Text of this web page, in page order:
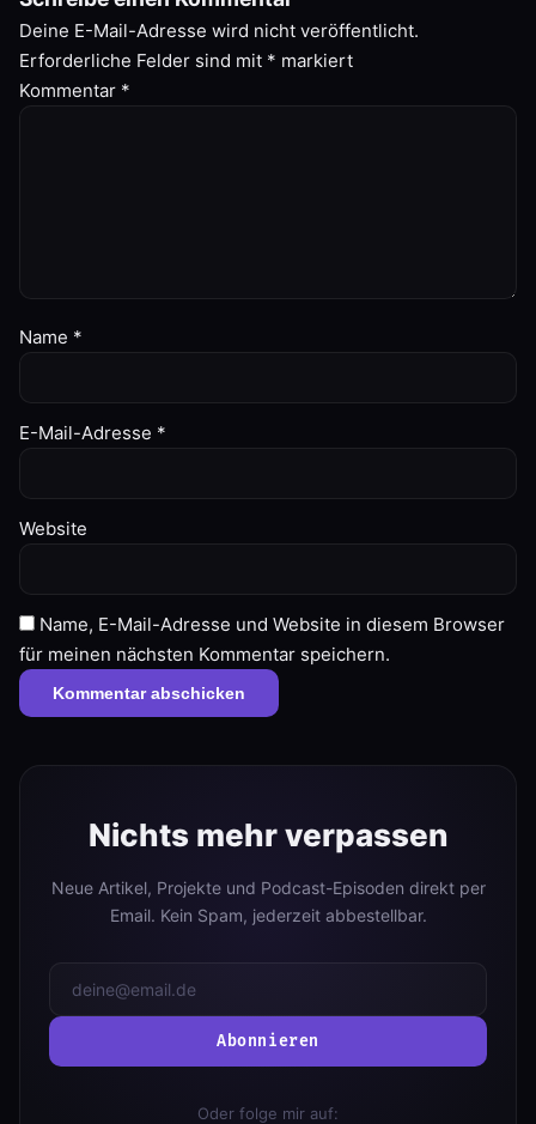
Deine E-Mail-Adresse wird nicht veröffentlicht.
Erforderliche Felder sind mit * markiert
Kommentar *
Name *
E-Mail-Adresse *
Website
Name, E-Mail-Adresse und Website in diesem Browser
für meinen nächsten Kommentar speichern.
Nichts mehr verpassen
Neue Artikel, Projekte und Podcast-Episoden direkt per
Email. Kein Spam, jederzeit abbestellbar.
Abonnieren
Oder folge mir auf: